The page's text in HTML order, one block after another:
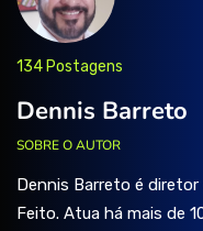
134 Postagens
Dennis Barreto
SOBRE O AUTOR
Dennis Barreto é
Feito. Atua há mais de